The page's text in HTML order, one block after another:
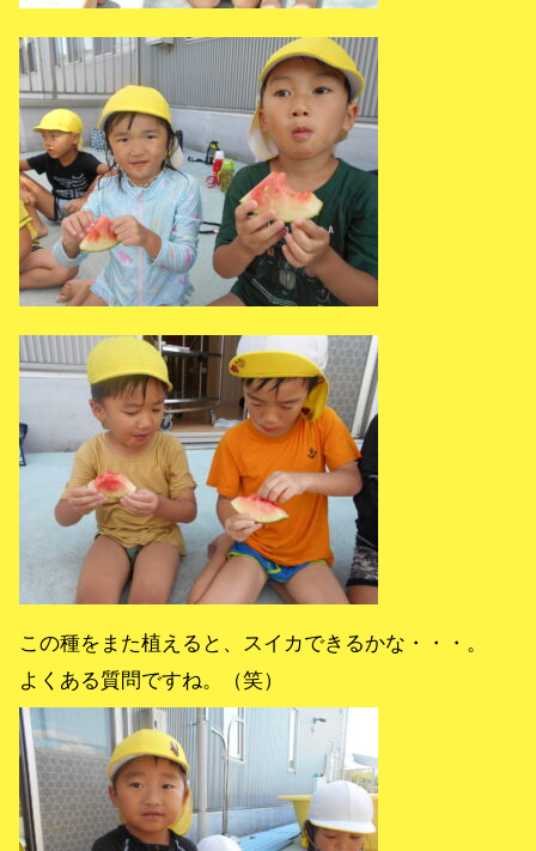
この種をまた植えると、スイカできるかな・・・。
よくある質問ですね。（笑）